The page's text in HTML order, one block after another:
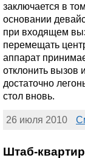
заключается в
основании
при входящем
перемещать
аппарат
отклонить вызов
достаточно
стол вновь.
26 июля 2010
Штаб-